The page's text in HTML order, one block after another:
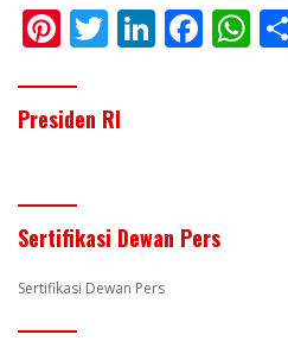
Pi
nt
er
e
T
w
itt
er
Li
n
F
ac
k
W
h
Presiden RI
Sertifikasi Dewan Pers
Sertifikasi Dewan Pers